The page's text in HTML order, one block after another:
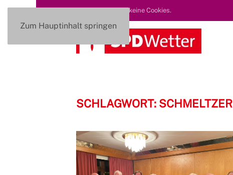
Zum Hauptinhalt springen
Diese Seite nutzt keine Cookies.
SCHLAGWORT: SCHMELTZER